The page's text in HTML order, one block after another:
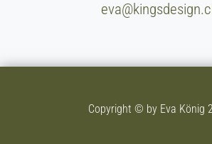
Copyright © by Eva König